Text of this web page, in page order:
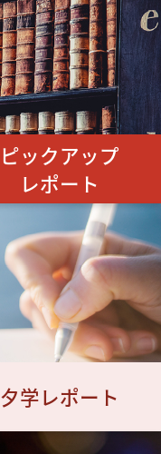
ピックアップ
レポート
夕学レポート